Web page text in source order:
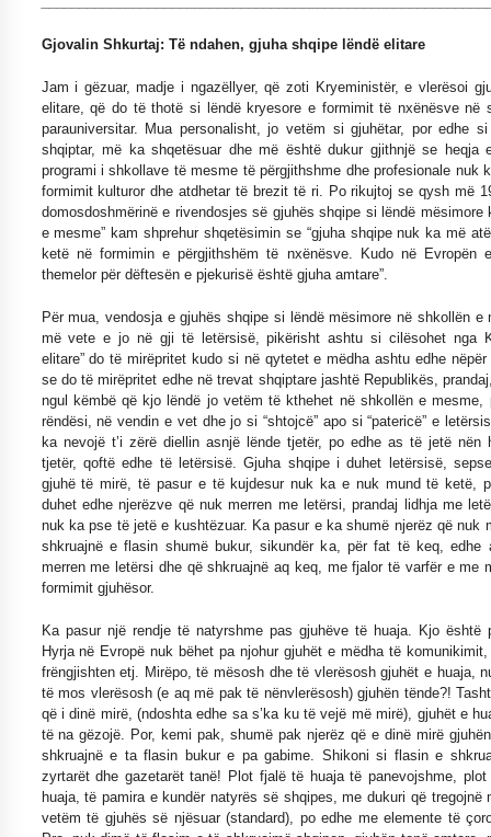
Gjovalin Shkurtaj: Të ndahen, gjuha shqipe lëndë elitare
Jam i gëzuar, madje i ngazëllyer, që zoti Kryeministër, e vlerësoi
elitare, që do të thotë si lëndë kryesore e formimit të nxënësve në
parauniversitar. Mua personalisht, jo vetëm si gjuhëtar, por edhe
shqiptar, më ka shqetësuar dhe më është dukur gjithnjë se heqja
programi i shkollave të mesme të përgjithshme dhe profesionale nuk
formimit kulturor dhe atdhetar të brezit të ri. Po rikujtoj se qysh më
domosdoshmërinë e rivendosjes së gjuhës shqipe si lëndë mësimore
e mesme” kam shprehur shqetësimin se “gjuha shqipe nuk ka më
ketë në formimin e përgjithshëm të nxënësve. Kudo në Evropën
themelor për dëftesën e pjekurisë është gjuha amtare”.
Për mua, vendosja e gjuhës shqipe si lëndë mësimore në shkollën e
më vete e jo në gji të letërsisë, pikërisht ashtu si cilësohet nga
elitare” do të mirëpritet kudo si në qytetet e mëdha ashtu edhe
se do të mirëpritet edhe në trevat shqiptare jashtë Republikës,
ngul këmbë që kjo lëndë jo vetëm të kthehet në shkollën e mesme,
rëndësi, në vendin e vet dhe jo si “shtojcë” apo si “patericë” e
ka nevojë t’i zërë diellin asnjë lënde tjetër, po edhe as të jetë nën
tjetër, qoftë edhe të letërsisë. Gjuha shqipe i duhet letërsisë,
gjuhë të mirë, të pasur e të kujdesur nuk ka e nuk mund të ketë,
duhet edhe njerëzve që nuk merren me letërsi, prandaj lidhja me
nuk ka pse të jetë e kushtëzuar. Ka pasur e ka shumë njerëz që nuk
shkruajnë e flasin shumë bukur, sikundër ka, për fat të keq, edhe
merren me letërsi dhe që shkruajnë aq keq, me fjalor të varfër e me
formimit gjuhësor.
Ka pasur një rendje të natyrshme pas gjuhëve të huaja. Kjo është
Hyrja në Evropë nuk bëhet pa njohur gjuhët e mëdha të
frëngjishten etj. Mirëpo, të mësosh dhe të vlerësosh gjuhët e huaja,
të mos vlerësosh (e aq më pak të nënvlerësosh) gjuhën tënde?!
që i dinë mirë, (ndoshta edhe sa s’ka ku të vejë më mirë), gjuhët e
të na gëzojë. Por, kemi pak, shumë pak njerëz që e dinë mirë
shkruajnë e ta flasin bukur e pa gabime. Shikoni si flasin e
zyrtarët dhe gazetarët tanë! Plot fjalë të huaja të panevojshme,
huaja, të pamira e kundër natyrës së shqipes, me dukuri që tregojnë
vetëm të gjuhës së njësuar (standard), po edhe me elemente të